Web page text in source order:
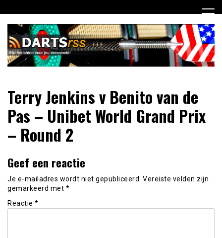
naar
inhoud
DartsRSS
verzameld!
Terry Jenkins v Benito van de
Pas – Unibet World Grand Prix
– Round 2
Geef een reactie
Je e-mailadres wordt niet gepubliceerd. Vereiste velden zijn
gemarkeerd met *
Reactie *